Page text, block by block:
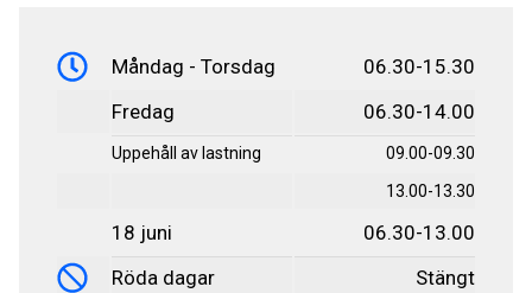
Måndag - Torsdag
06.30-15.30
Fredag
06.30-14.00
Uppehåll av lastning
09.00-09.30
13.00-13.30
18 juni
06.30-13.00
Röda dagar
Stängt